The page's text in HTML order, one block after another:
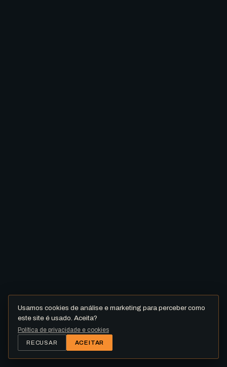
Usamos cookies de análise e marketing para perceber como
este site é usado. Aceita?
Política de privacidade e cookies
RECUSAR ACEITAR